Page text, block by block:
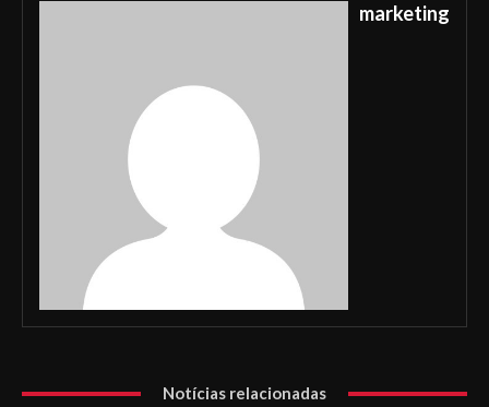
marketing
Notícias relacionadas